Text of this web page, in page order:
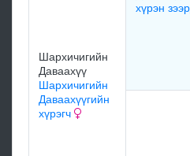
Шархичигийн
Даваахүү
Шархичигийн
Даваахүүгийн
хүрэгч
хүрэн